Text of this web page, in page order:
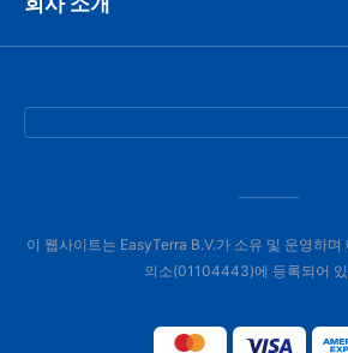
이 웹사이트는 EasyTerra B.V.가 소유 및 운영하며
의소(01104443)에 등록되어